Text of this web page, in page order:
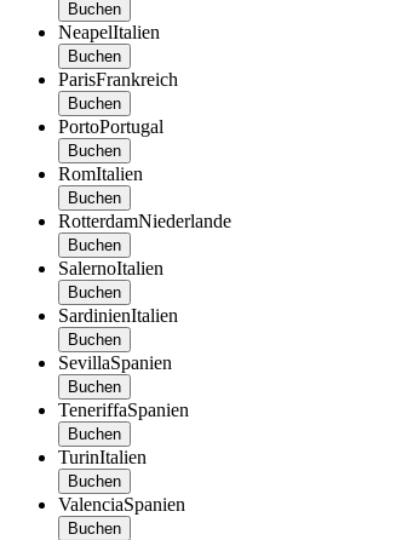
Buchen
NeapelItalien
Buchen
ParisFrankreich
Buchen
PortoPortugal
Buchen
RomItalien
Buchen
RotterdamNiederlande
Buchen
SalernoItalien
Buchen
SardinienItalien
Buchen
SevillaSpanien
Buchen
TeneriffaSpanien
Buchen
TurinItalien
Buchen
ValenciaSpanien
Buchen